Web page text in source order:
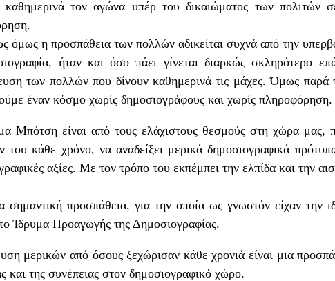
καθημερινά τον αγώνα υπέρ του δικαιώματος των πολιτών
όμως η προσπάθεια των πολλών αδικείται συχνά από την
ήταν και όσο πάει γίνεται διαρκώς σκληρότερο
των πολλών που δίνουν καθημερινά τις μάχες. Όμως παρά
έναν κόσμο χωρίς δημοσιογράφους και χωρίς πληροφόρηση.
Μπότση είναι από τους ελάχιστους θεσμούς στη χώρα μας,
του κάθε χρόνο, να αναδείξει μερικά δημοσιογραφικά
αξίες. Με τον τρόπο του εκπέμπει την ελπίδα και την
σημαντική προσπάθεια, για την οποία ως γνωστόν είχαν την
Ίδρυμα Προαγωγής της Δημοσιογραφίας.
μερικών από όσους ξεχώρισαν κάθε χρονιά είναι μια
και της συνέπειας στον δημοσιογραφικό χώρο.